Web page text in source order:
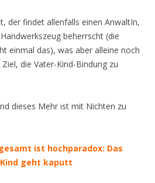
der findet allenfalls einen AnwaltIn,
beherrscht (die
einmal das), was aber alleine noch
die Vater-Kind-Bindung zu
dieses Mehr ist mit Nichten zu
ist hochparadox: Das
geht kaputt